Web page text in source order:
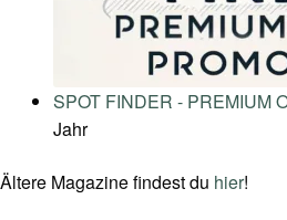
SPOT FINDER - PREMIUM
Jahr
Ältere Magazine findest du hier!